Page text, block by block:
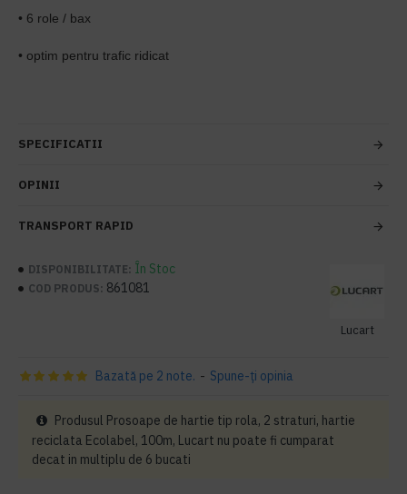
• 6 role / bax
• optim pentru trafic ridicat
SPECIFICATII
OPINII
TRANSPORT RAPID
DISPONIBILITATE: În Stoc
COD PRODUS: 861081
Lucart
Bazată pe 2 note. - Spune-ţi opinia
Produsul Prosoape de hartie tip rola, 2 straturi, hartie
reciclata Ecolabel, 100m, Lucart nu poate fi cumparat
decat in multiplu de 6 bucati